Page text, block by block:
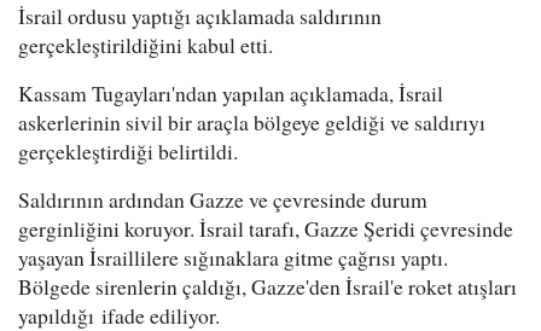
İsrail ordusu yaptığı açıklamada saldırının
gerçekleştirildiğini kabul etti.
Kassam Tugayları'ndan yapılan açıklamada, İsrail
askerlerinin sivil bir araçla bölgeye geldiği ve saldırıyı
gerçekleştirdiği belirtildi.
Saldırının ardından Gazze ve çevresinde durum
gerginliğini koruyor. İsrail tarafı, Gazze Şeridi çevresinde
yaşayan İsraillilere sığınaklara gitme çağrısı yaptı.
Bölgede sirenlerin çaldığı, Gazze'den İsrail'e roket atışları
yapıldığı ifade ediliyor.